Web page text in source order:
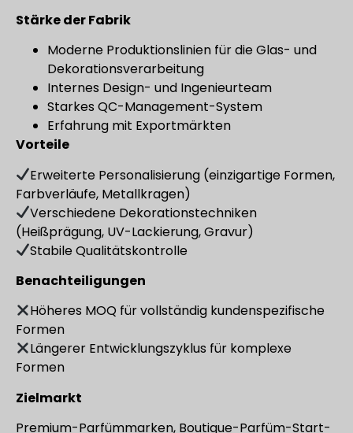
Stärke der Fabrik
Moderne Produktionslinien für die Glas- und
Dekorationsverarbeitung
Internes Design- und Ingenieurteam
Starkes QC-Management-System
Erfahrung mit Exportmärkten
Vorteile
Erweiterte Personalisierung (einzigartige Formen,
Farbverläufe, Metallkragen)
Verschiedene Dekorationstechniken
(Heißprägung, UV-Lackierung, Gravur)
Stabile Qualitätskontrolle
Benachteiligungen
Höheres MOQ für vollständig kundenspezifische
Formen
Längerer Entwicklungszyklus für komplexe
Formen
Zielmarkt
Premium-Parfümmarken, Boutique-Parfüm-Start-